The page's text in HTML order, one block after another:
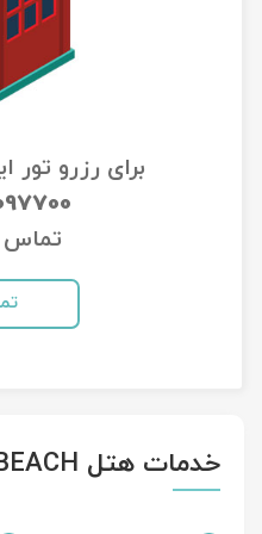
برای رزرو تور
تماس
خدمات هتل DIDIM BEACH
تور مرداب هسل